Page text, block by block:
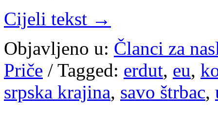
Cijeli tekst →
Objavljeno u: Članci za
Priče / Tagged: erdut, eu,
srpska krajina, savo štrbac,